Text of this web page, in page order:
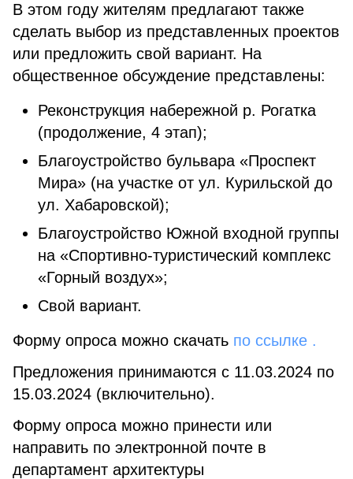
В этом году жителям предлагают также
сделать выбор из представленных проектов
или предложить свой вариант. На
общественное обсуждение представлены:
Реконструкция набережной р. Рогатка
(продолжение, 4 этап);
Благоустройство бульвара «Проспект
Мира» (на участке от ул. Курильской до
ул. Хабаровской);
Благоустройство Южной входной группы
на «Спортивно-туристический комплекс
«Горный воздух»;
Свой вариант.
Форму опроса можно скачать по ссылке .
Предложения принимаются с 11.03.2024 по
15.03.2024 (включительно).
Форму опроса можно принести или
направить по электронной почте в
департамент архитектуры